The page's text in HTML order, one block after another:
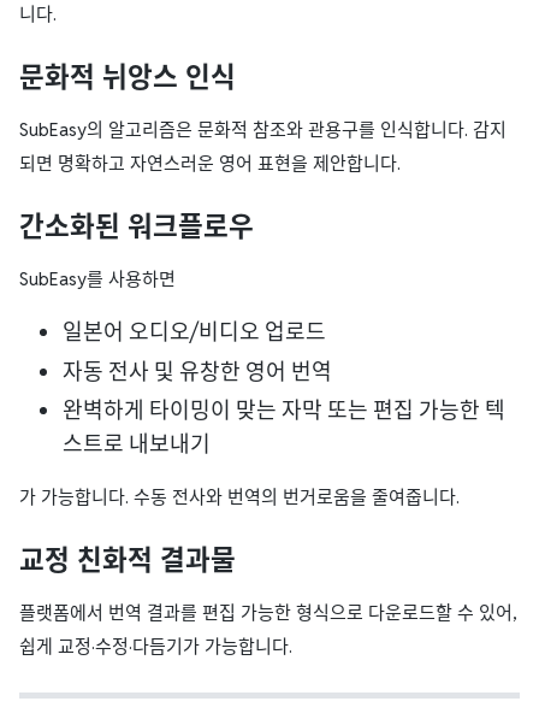
니다.
문화적 뉘앙스 인식
SubEasy의 알고리즘은 문화적 참조와 관용구를 인식합니다. 감지
되면 명확하고 자연스러운 영어 표현을 제안합니다.
간소화된 워크플로우
SubEasy를 사용하면
일본어 오디오/비디오 업로드
자동 전사 및 유창한 영어 번역
완벽하게 타이밍이 맞는 자막 또는 편집 가능한 텍
스트로 내보내기
가 가능합니다. 수동 전사와 번역의 번거로움을 줄여줍니다.
교정 친화적 결과물
플랫폼에서 번역 결과를 편집 가능한 형식으로 다운로드할 수 있어,
쉽게 교정·수정·다듬기가 가능합니다.